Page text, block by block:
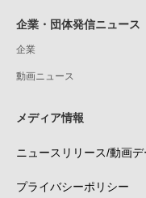
企業・団体発信ニュース
企業
動画ニュース
メディア情報
ニュースリリース/動画
プライバシーポリシー